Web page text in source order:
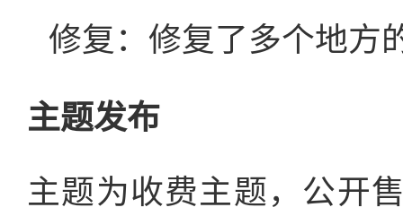
修复：修复了多个地方
主题发布
主题为收费主题，公开